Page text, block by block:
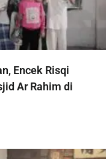
Encek Risqi
Ar Rahim di